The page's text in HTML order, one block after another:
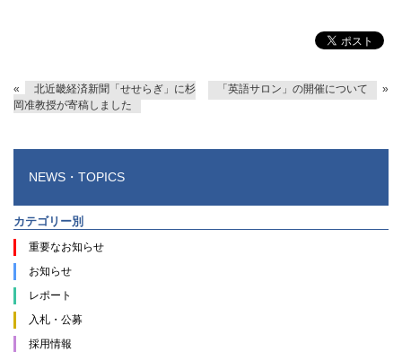
«
北近畿経済新聞「せせらぎ」に杉
岡准教授が寄稿しました
「英語サロン」の開催について »
NEWS・TOPICS
カテゴリー別
重要なお知らせ
お知らせ
レポート
入札・公募
採用情報